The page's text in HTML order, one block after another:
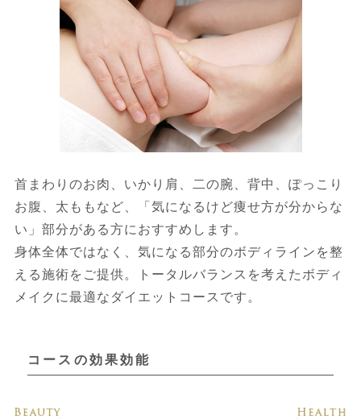
首まわりのお肉、いかり肩、二の腕、背中、ぽっこり
お腹、太ももなど、「気になるけど痩せ方が分からな
い」部分がある方におすすめします。
身体全体ではなく、気になる部分のボディラインを整
える施術をご提供。トータルバランスを考えたボディ
メイクに最適なダイエットコースです。
コースの効果効能